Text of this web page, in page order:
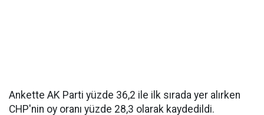
Ankette AK Parti yüzde 36,2 ile ilk sırada yer alırken
CHP'nin oy oranı yüzde 28,3 olarak kaydedildi.